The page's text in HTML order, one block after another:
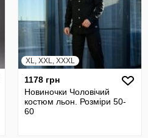
XL, XXL, XXXL
1178 грн
Новиночки Чоловічий
костюм льон. Розміри 50-
60